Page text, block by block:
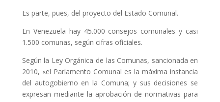
Es parte, pues, del proyecto del Estado Comunal.
En Venezuela hay 45.000 consejos comunales y casi
1.500 comunas, según cifras oficiales.
Según la Ley Orgánica de las Comunas, sancionada en
2010, «el Parlamento Comunal es la máxima instancia
del autogobierno en la Comuna; y sus decisiones se
expresan mediante la aprobación de normativas para